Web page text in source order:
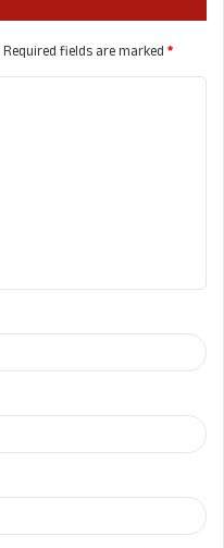
Required fields are marked*